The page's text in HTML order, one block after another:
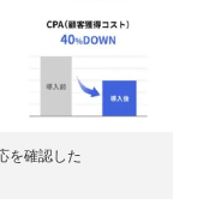
を確認した